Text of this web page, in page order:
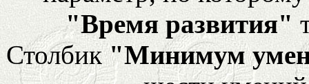
"Время развития"
Столбик"Минимум